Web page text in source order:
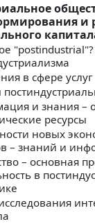
и
в сфере услуг
и знания –
ресурсы
новых
– знаний и
– основная
в